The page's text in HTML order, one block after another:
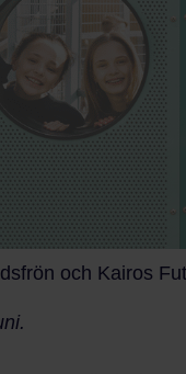
och Kairos